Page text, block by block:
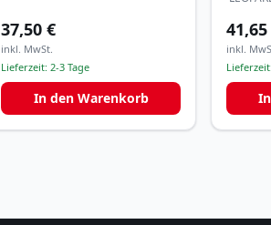
37,50 €
inkl. MwSt.
Lieferzeit:2-3 Tage
In den Warenkorb
inkl.
Lieferzeit: